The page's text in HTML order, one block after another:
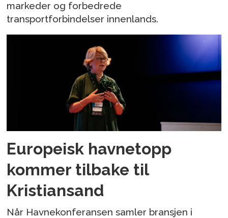
markeder og forbedrede
transportforbindelser innenlands.
Europeisk havnetopp
kommer tilbake til
Kristiansand
Når Havnekonferansen samler bransjen i